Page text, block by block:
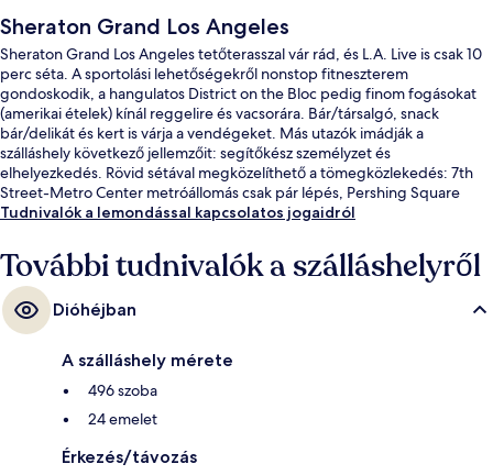
Sheraton Grand Los Angeles
Sheraton Grand Los Angeles tetőterasszal vár rád, és L.A. Live is csak 10
perc séta. A sportolási lehetőségekről nonstop fitneszterem
gondoskodik, a hangulatos District on the Bloc pedig finom fogásokat
(amerikai ételek) kínál reggelire és vacsorára. Bár/társalgó, snack
bár/delikát és kert is várja a vendégeket. Más utazók imádják a
szálláshely következő jellemzőit: segítőkész személyzet és
elhelyezkedés. Rövid sétával megközelíthető a tömegközlekedés: 7th
Street-Metro Center metróállomás csak pár lépés, Pershing Square
metróállomás pedig 11 perc séta.
Tudnivalók a lemondással kapcsolatos jogaidról
További tudnivalók a szálláshelyről
Dióhéjban
A szálláshely mérete
496 szoba
24 emelet
Érkezés/távozás